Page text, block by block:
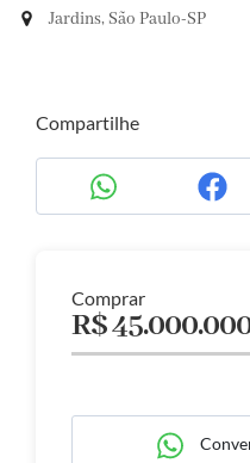
Jardins, São Paulo-SP
Compartilhe
Comprar
R$